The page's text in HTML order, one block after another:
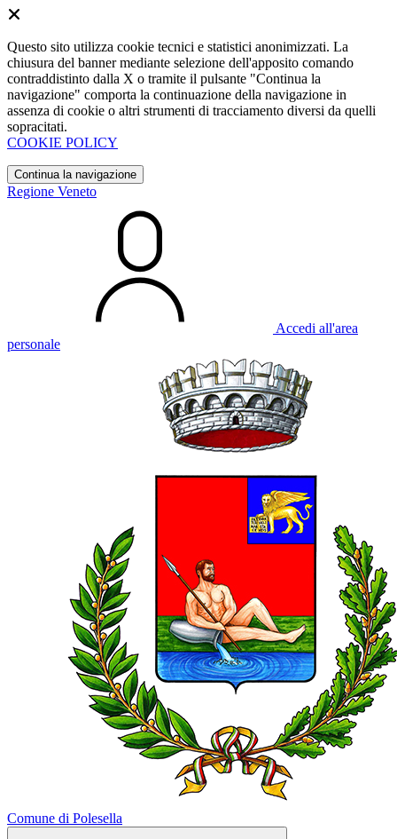
Questo sito utilizza cookie tecnici e statistici anonimizzati. La
chiusura del banner mediante selezione dell'apposito comando
contraddistinto dalla X o tramite il pulsante "Continua la
navigazione" comporta la continuazione della navigazione in
assenza di cookie o altri strumenti di tracciamento diversi da quelli
sopracitati.
COOKIE POLICY
Continua la navigazione
Regione Veneto
Accedi all'area
personale
Comune di Polesella